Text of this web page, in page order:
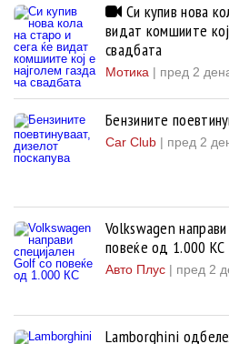
Си купив нова
видат комшиите
свадбата
Мотика | пред 2
Бензините
Car Club | пред 2
Volkswagen
повеќе од 1.000 КС
Авто Плус | пред 2
Lamborghini